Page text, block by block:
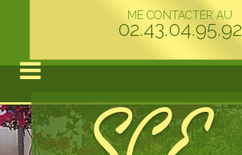
ME CONTACTER AU
02.43.04.95.92